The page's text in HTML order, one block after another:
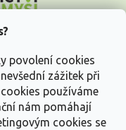
povolení cookies
zážitek při
používáme
nám pomáhají
cookies se